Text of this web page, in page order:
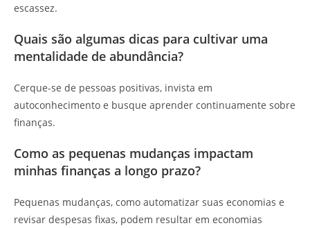
escassez.
Quais são algumas dicas para cultivar uma
mentalidade de abundância?
Cerque-se de pessoas positivas, invista em
autoconhecimento e busque aprender continuamente sobre
finanças.
Como as pequenas mudanças impactam
minhas finanças a longo prazo?
Pequenas mudanças, como automatizar suas economias e
revisar despesas fixas, podem resultar em economias